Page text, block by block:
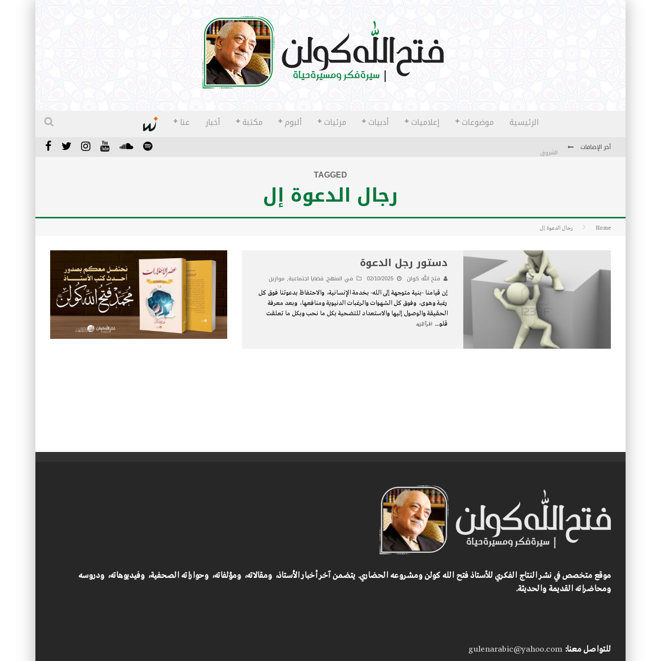
الرئيسية موضوعات إعلاميات أدبيات مرئيات ألبوم مكتبة أخبار عنا
آخر الإضافات
الشروق
كتاب معراج الروح الصلاة: 32-مراتب الطهارة في الصلاة
TAGGED
رجال الدعوة إل
Home رجال الدعوة إل
دستور رجل الدعوة
فتح الله كولن 02/10/2025 في المنهج, قضايا اجتماعية, موازين
إن قيامنا -بنية متوجهة إلى الله- بخدمة الإنسانية، والاحتفاظ بدعوتنا فوق كل
رغبة وهوى، وفوق كل الشهوات والرغبات الدنيوية ومنافعها، وبعد معرفة
الحقيقة والوصول إليها والاستعداد للتضحية بكل ما نحب وبكل ما تعلقت
قلو... اقرأ المزيد
موقع متخصص في نشر النتاج الفكري للأستاذ فتح الله كولن ومشروعه الحضاري. يتضمن آخر أخبار الأستاذ، ومقالاته، ومؤلفاته، وحواراته الصحفية، وفيديوهاته، ودروسه
ومحاضراته القديمة والحديثة.
للتواصل معنا:gulenarabic@yahoo.com